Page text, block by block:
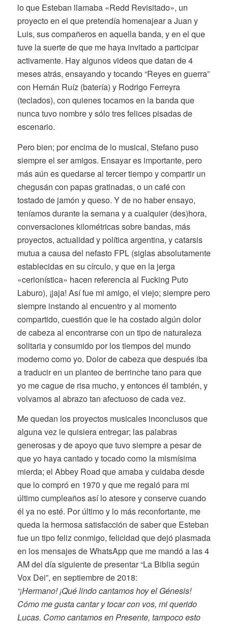
lo que Esteban llamaba «Redd Revisitado», un
proyecto en el que pretendía homenajear a Juan y
Luis, sus compañeros en aquella banda, y en el que
tuve la suerte de que me haya invitado a participar
activamente. Hay algunos videos que datan de 4
meses atrás, ensayando y tocando “Reyes en guerra”
con Hernán Ruíz (batería) y Rodrigo Ferreyra
(teclados), con quienes tocamos en la banda que
nunca tuvo nombre y sólo tres felices pisadas de
escenario.
Pero bien; por encima de lo musical, Stefano puso
siempre el ser amigos. Ensayar es importante, pero
más aún es quedarse al tercer tiempo y compartir un
chegusán con papas gratinadas, o un café con
tostado de jamón y queso. Y de no haber ensayo,
teníamos durante la semana y a cualquier (des)hora,
conversaciones kilométricas sobre bandas, más
proyectos, actualidad y política argentina, y catarsis
mutua a causa del nefasto FPL (siglas absolutamente
establecidas en su círculo, y que en la jerga
«cerionística» hacen referencia al Fucking Puto
Laburo), ¡jaja! Así fue mi amigo, el viejo; siempre pero
siempre instando al encuentro y al momento
compartido, cuestión que le ha costado algún dolor
de cabeza al encontrarse con un tipo de naturaleza
solitaria y consumido por los tiempos del mundo
moderno como yo. Dolor de cabeza que después iba
a traducir en un planteo de berrinche tano para que
yo me cague de risa mucho, y entonces él también, y
volvamos al abrazo tan afectuoso de cada vez.
Me quedan los proyectos musicales inconclusos que
alguna vez le quisiera entregar; las palabras
generosas y de apoyo que tuvo siempre a pesar de
que yo haya cantado y tocado como la mismísima
mierda; el Abbey Road que amaba y cuidaba desde
que lo compró en 1970 y que me regaló para mi
último cumpleaños así lo atesore y conserve cuando
él ya no esté. Por último y lo más reconfortante, me
queda la hermosa satisfacción de saber que Esteban
fue un tipo feliz conmigo, felicidad que dejó plasmada
en los mensajes de WhatsApp que me mandó a las 4
AM del día siguiente de presentar “La Biblia según
Vox Dei”, en septiembre de 2018:
“¡Hermano! ¡Qué lindo cantamos hoy el Génesis!
Cómo me gusta cantar y tocar con vos, mi querido
Lucas. Como cantamos en Presente, tampoco esto